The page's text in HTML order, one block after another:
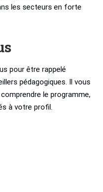
les secteurs en forte
pour être rappelé
pédagogiques. Il vous
le programme,
à votre profil.